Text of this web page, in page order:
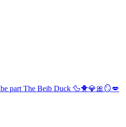
part The Beib Duck 🦆🐥💎🎀🪞💋